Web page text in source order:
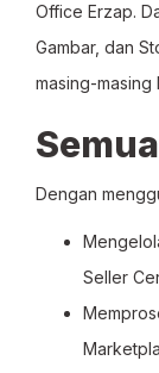
Office Erzap.
Gambar, dan
masing-masing
Dengan
Seller